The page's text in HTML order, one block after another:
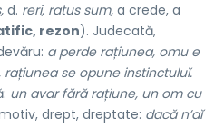
d. reri, ratus sum, a crede, a
rezon). Judecată,
a perde rațiunea, omu e
se opune instinctuluĭ.
un avar fără rațiune, un om cu
drept, dreptate: dacă n’aĭ